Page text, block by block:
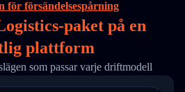
2,
"",
null,
[
"2017-03-08 04: 22: 00",
"Departed
för försändelsespårning
paket på en
plattform
som passar varje driftmodell